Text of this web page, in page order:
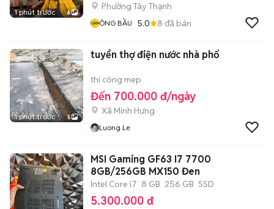
1 phút trước 6
Phường Tây Thạnh
ÔNG BẦU 5.0 8 đã bán
1 phút trước 5
tuyển thợ điện nước nhà phố
thi công mep
Đến 700.000 đ/ngày
Xã Minh Hưng
Luong Le
MSI Gaming GF63 I7 7700
8GB/256GB MX150 Đen
Intel Core i7 8 GB 256 GB SSD
5.300.000 đ